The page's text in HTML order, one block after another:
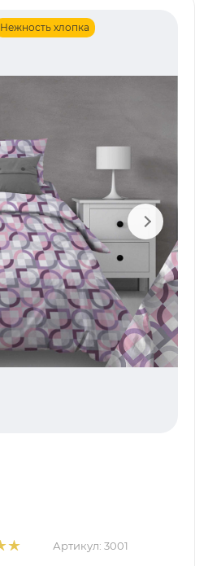
Нежность хлопка
Артикул: 3001